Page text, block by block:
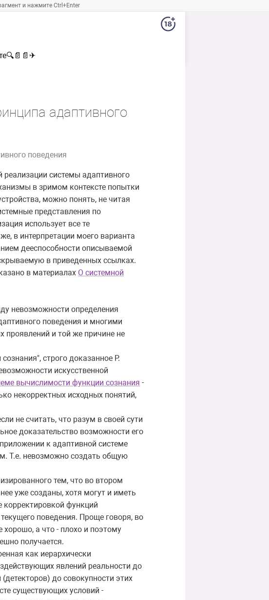
и нажмите Ctrl+Enter
🔍 📄 📄 ✈
адаптивного
поведения
реализации системы адаптивного
в зримом контексте попытки
можно понять, не читая
представления по
использует все те
в интерпретации моего варианта
дееспособности описываемой
в приведенных ссылках.
в материалах О системной
невозможности определения
поведения и многими
проявлений и той же причине не
строго доказанное Р.
искусственной
вычислимости функции сознания -
некорректных исходных понятий,
не считать, что разум в своей сути
доказательство возможности его
к адаптивной системе
Т.е. невозможно создать общую
тем, что во втором
уже созданы, хотя могут и иметь
функций
поведения. Проще говоря, во
а что - плохо и поэтому
получается.
как иерархически
явлений реальности до
до совокупности этих
существующих условий -